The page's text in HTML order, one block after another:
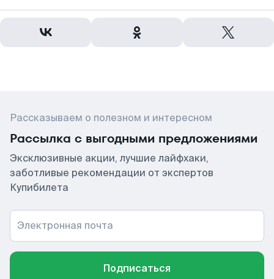
Рассказываем о полезном и интересном
Рассылка с выгодными предложениями
Эксклюзивные акции, лучшие лайфхаки,
заботливые рекомендации от экспертов
Купибилета
Электронная почта
Подписаться